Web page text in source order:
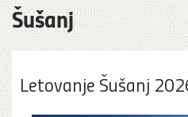
Šušanj
Letovanje Šušanj